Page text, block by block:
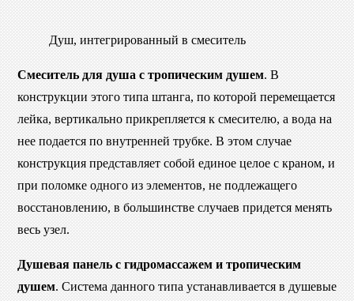
Душ, интегрированный в смеситель
Смеситель для душа с тропическим душем. В
конструкции этого типа штанга, по которой перемещается
лейка, вертикально прикрепляется к смесителю, а вода на
нее подается по внутренней трубке. В этом случае
конструкция представляет собой единое целое с краном, и
при поломке одного из элементов, не подлежащего
восстановлению, в большинстве случаев придется менять
весь узел.
Душевая панель с гидромассажем и тропическим
душем. Система данного типа устанавливается в душевые